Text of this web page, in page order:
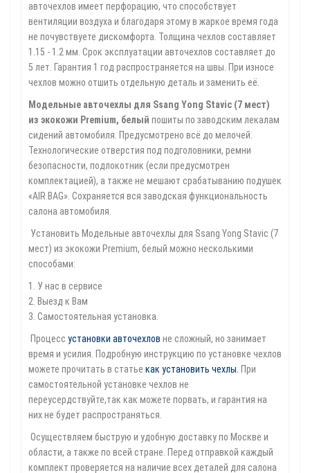
авточехлов имеет перфорацию, что способствует
вентиляции воздуха и благодаря этому в жаркое время года
не почувствуете дискомфорта. Толщина чехлов составляет
1.15 - 1.2 мм. Срок эксплуатации авточехлов составляет до
5 лет. Гарантия 1 год распространяется на швы. При износе
чехлов можно отшить отдельную деталь и заменить её.
Модельные авточехлы для Ssang Yong Stavic (7 мест)
из экокожи Premium, белый пошиты по заводским лекалам
сидений автомобиля. Предусмотрено всё до мелочей.
Технологические отверстия под подголовники, ремни
безопасности, подлокотник (если предусмотрен
комплектацией), а также не мешают срабатыванию подушек
«AIR BAG». Сохраняется вся заводская функциональность
салона автомобиля.
Установить Модельные авточехлы для Ssang Yong Stavic (7
мест) из экокожи Premium, белый можно несколькими
способами:
1. У нас в сервисе
2. Выезд к Вам
3. Самостоятельная установка.
Процесс установки авточехлов не сложный, но занимает
время и усилия. Подробную инструкцию по установке чехлов
можете прочитать в статье как установить чехлы При
самостоятельной установке чехлов не
переусердствуйте,так как можете порвать, и гарантия на
них не будет распространяться.
Осуществляем быструю и удобную доставку по Москве и
области, а также по всей стране. Перед отправкой каждый
комплект проверяется на наличие всех деталей для салона